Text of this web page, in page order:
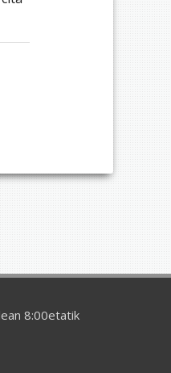
8:00etatik